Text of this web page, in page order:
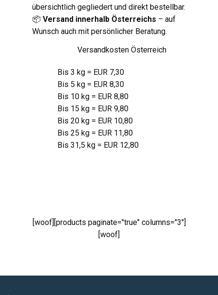
übersichtlich gegliedert und direkt bestellbar.
📦 Versand innerhalb Österreichs – auf
Wunsch auch mit persönlicher Beratung.
Versandkosten Österreich
Bis 3 kg = EUR 7,30
Bis 5 kg = EUR 8,30
Bis 10 kg = EUR 8,80
Bis 15 kg = EUR 9,80
Bis 20 kg = EUR 10,80
Bis 25 kg = EUR 11,80
Bis 31,5 kg = EUR 12,80
[woof][products paginate="true" columns="3"]
[woof]